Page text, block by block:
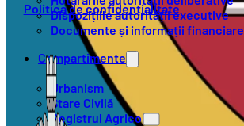
Dispozițiile autorității executive
Documente și informații financiare
Compartimente
Urbanism
Stare Civilă
Registrul Agricol
Politica de confidențialitate